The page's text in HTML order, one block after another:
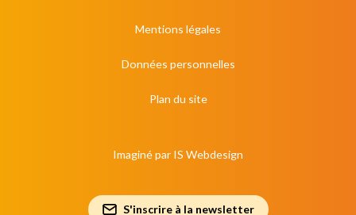
Mentions légales
Données personnelles
Plan du site
Imaginé par IS Webdesign
S'inscrire à la newsletter